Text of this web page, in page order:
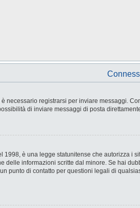
necessario registrarsi per inviare messaggi.
di inviare messaggi di posta
è una legge statunitense che autorizza
delle informazioni scritte dal minore. Se hai
punto di contatto per questioni legali di